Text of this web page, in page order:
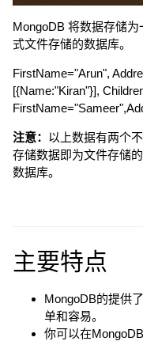
MongoDB 将数据存储
式文件存储的数据库。
FirstName="Arun",
[{Name:"Kiran"}],
注意： 以上数据有两个
存储数据即为文件存储
数据库。
主要特点
MongoDB的提供
单和容易。
你可以在